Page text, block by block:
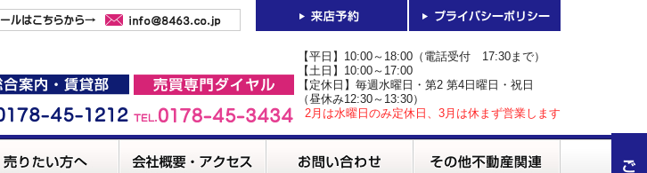
【平日】10:00～18:00（電話受付 17:30まで）
【土日】10:00～17:00
【定休日】毎週水曜日・第2 第4日曜日・祝日
（昼休み12:30～13:30）
2月は水曜日のみ定休日、3月は休まず営業します